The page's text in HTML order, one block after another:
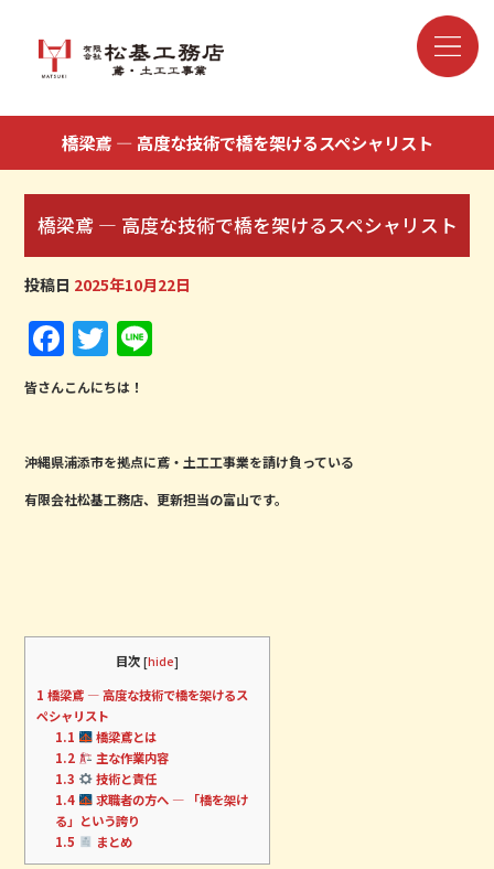
橋梁鳶 ― 高度な技術で橋を架けるスペシャリスト
橋梁鳶 ― 高度な技術で橋を架けるスペシャリスト
投稿日 2025年10月22日
Facebook
Twitter
皆さんこんにちは！
沖縄県浦添市を拠点に鳶・土工工事業を請け負っている
有限会社松基工務店、更新担当の富山です。
目次 [hide]
1 橋梁鳶 ― 高度な技術で橋を架けるス
ペシャリスト
1.1
橋梁鳶とは
1.2
主な作業内容
1.3
技術と責任
1.4
求職者の方へ ― 「橋を架け
る」という誇り
1.5
まとめ